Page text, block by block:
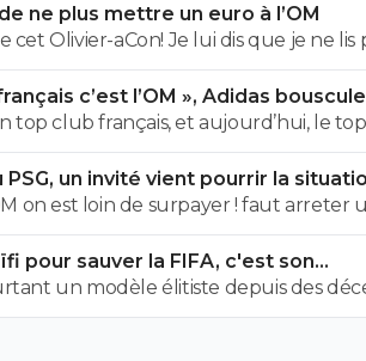
de cretin ignare !! Carrière exemplaire
Oui le numéro 88 est
d'être porté en Série A et B ... tu
ce soir.. ou pas vue que t'as le
farcie
ne plus mettre un euro à l’OM
cet Olivier-aCon! Je lui dis que je ne lis
puérils avec des émojis et il
ses petites images de gogol. Ça
on voit tout de suite qu'on a affaire à
c’est l’OM », Adidas
top club français, et aujourd’hui, le
de Marseille » trop drôle,
une jaunisse. Pour cet abruti puéril
importante. Personnellement ça me
le voir piquer sa crise à coup d'emojis,
PSG, un invité vient pourrir la
on est loin de surpayer ! faut arreter
Joao Neves avait rien prouvé non
merci alors qu'on la acheté 70M€
un moment faut arreter, on pause les
que c'est pas 80 ou 90 (soit le double
pour sauver la FIFA, c'est son
un modèle élitiste depuis des
qui a permis à 2 clubs de se forger
et européen.